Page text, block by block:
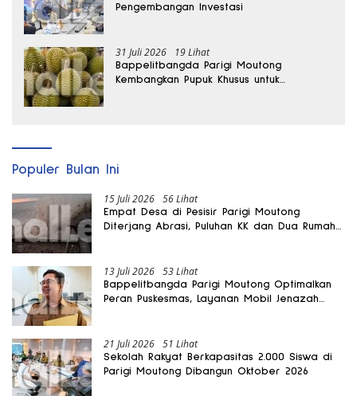
Pengembangan Investasi
31 Juli 2026 19 Lihat
Bappelitbangda Parigi Moutong
Kembangkan Pupuk Khusus untuk
Populer Bulan Ini
15 Juli 2026 56 Lihat
Empat Desa di Pesisir Parigi Moutong
Diterjang Abrasi, Puluhan KK dan Dua Rumah
13 Juli 2026 53 Lihat
Bappelitbangda Parigi Moutong Optimalkan
Peran Puskesmas, Layanan Mobil Jenazah
21 Juli 2026 51 Lihat
Sekolah Rakyat Berkapasitas 2.000 Siswa di
Parigi Moutong Dibangun Oktober 2026